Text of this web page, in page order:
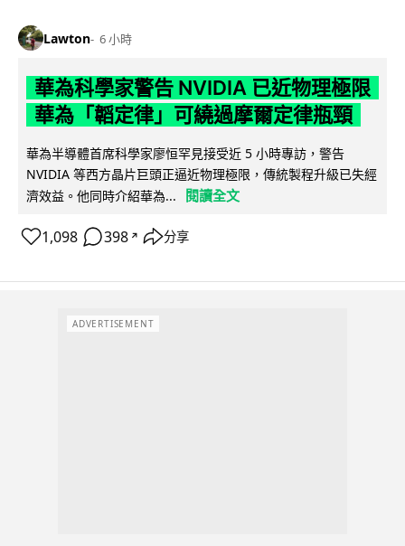
Lawton 6 小時
華為科學家警告 NVIDIA 已近物理極限
華為「韜定律」可繞過摩爾定律瓶頸
華為半導體首席科學家廖恒罕見接受近 5 小時專訪，警告
NVIDIA 等西方晶片巨頭正逼近物理極限，傳統製程升級已失經
濟效益。他同時介紹華為...
閱讀全文
1,098 398 ↗ 分享
ADVERTISEMENT